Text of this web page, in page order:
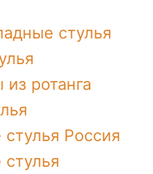
стулья
ротанга
Россия